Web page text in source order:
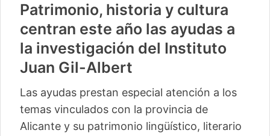
Patrimonio, historia y cultura
centran este año las ayudas a
la investigación del Instituto
Juan Gil-Albert
Las ayudas prestan especial atención a los
temas vinculados con la provincia de
Alicante y su patrimonio lingüístico, literario